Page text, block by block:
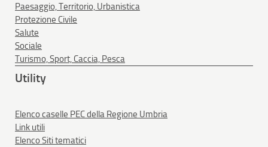
Paesaggio, Territorio, Urbanistica
Protezione Civile
Salute
Sociale
Turismo, Sport, Caccia, Pesca
Utility
Elenco caselle PEC della Regione Umbria
Link utili
Elenco Siti tematici